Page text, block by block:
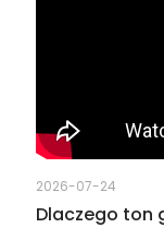
2026-07-24
Dlaczego ton